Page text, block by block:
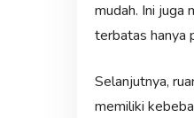
mudah. Ini juga
terbatas hanya
Selanjutnya,
memiliki